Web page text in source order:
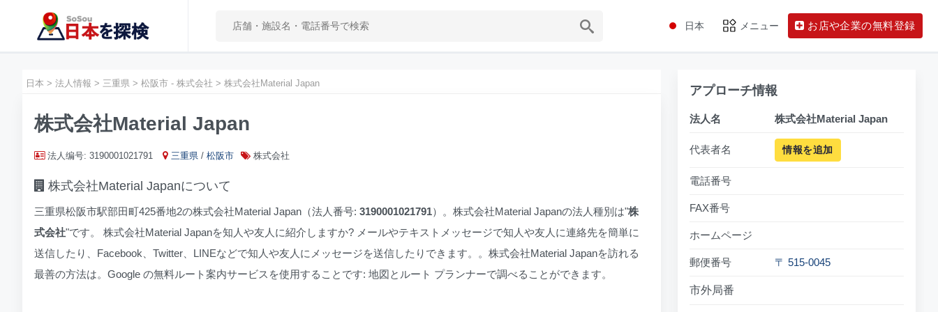
日本 メニュー お店や企業の無料登録
日本 > 法人情報 > 三重県 > 松阪市 - 株式会社 > 株式会社Material Japan
株式会社Material Japan
法人编号: 3190001021791 三重県 / 松阪市 株式会社
株式会社Material Japanについて
三重県松阪市駅部田町425番地2の株式会社Material Japan（法人番号: 3190001021791）。株式会社Material Japanの法人種別は"株
式会社"です。 株式会社Material Japanを知人や友人に紹介しますか? メールやテキストメッセージで知人や友人に連絡先を簡単に
送信したり、Facebook、Twitter、LINEなどで知人や友人にメッセージを送信したりできます。。株式会社Material Japanを訪れる
最善の方法は。Google の無料ルート案内サービスを使用することです: 地図とルート プランナーで調べることができます。
アプローチ情報
法人名 株式会社Material Japan
代表者名 情報を追加
電話番号
FAX番号
ホームページ
郵便番号 〒 515-0045
市外局番